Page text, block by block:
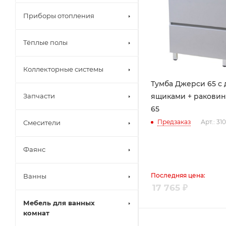
Тумба Джерси 65 с
ящиками +
65
Предзаказ Арт.:
Последняя цена:
17 765 ₽
Приборы отопления
Тёплые полы
Коллекторные системы
Запчасти
Смесители
Фаянс
Ванны
Мебель для ванных
комнат